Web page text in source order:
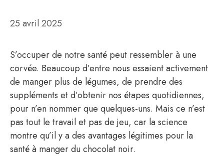
25 avril 2025
S’occuper de notre santé peut ressembler à une
corvée. Beaucoup d’entre nous essaient activement
de manger plus de légumes, de prendre des
suppléments et d’obtenir nos étapes quotidiennes,
pour n’en nommer que quelques-uns. Mais ce n’est
pas tout le travail et pas de jeu, car la science
montre qu’il y a des avantages légitimes pour la
santé à manger du chocolat noir.